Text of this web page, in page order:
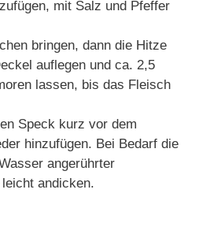
mit Salz und Pfeffer
bringen, dann die Hitze
auflegen und ca. 2,5
lassen, bis das Fleisch
Speck kurz vor dem
hinzufügen. Bei Bedarf die
angerührter
andicken.